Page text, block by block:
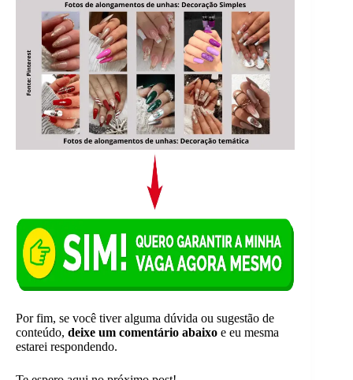
Por fim, se você tiver alguma dúvida ou sugestão de
conteúdo, deixe um comentário abaixo e eu mesma
estarei respondendo.